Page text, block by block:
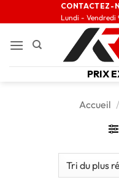
CONTACTEZ-
Lundi - Vendredi
PRIX
Accueil /